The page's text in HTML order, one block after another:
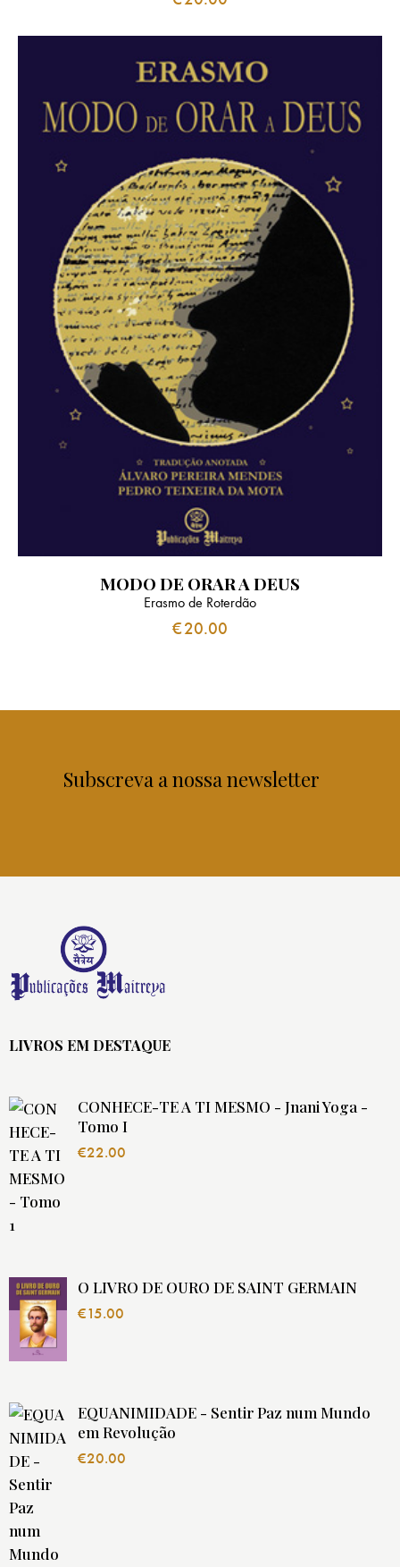
MODO DE ORAR A DEUS
Erasmo de Roterdão
€20.00
Subscreva a nossa newsletter
LIVROS EM DESTAQUE
CONHECE-TE A TI MESMO - Jnani Yoga -
Tomo I
€22.00
O LIVRO DE OURO DE SAINT GERMAIN
€15.00
EQUANIMIDADE - Sentir Paz num Mundo
em Revolução
€20.00